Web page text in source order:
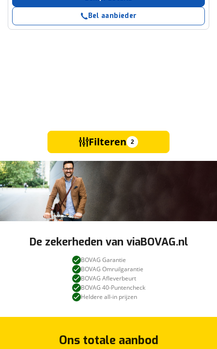
Bel aanbieder
Filteren 2
De zekerheden van viaBOVAG.nl
BOVAG Garantie
BOVAG Omruilgarantie
BOVAG Afleverbeurt
BOVAG 40-Puntencheck
Heldere all-in prijzen
Ons totale aanbod